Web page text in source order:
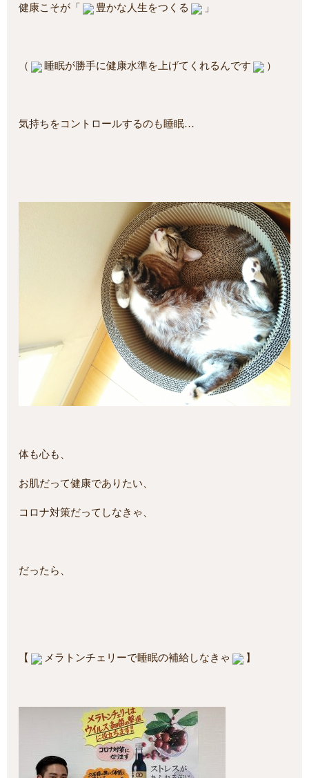
健康こそが「 豊かな人生をつくる 」
（ 睡眠が勝手に健康水準を上げてくれるんです ）
気持ちをコントロールするのも睡眠…
体も心も、
お肌だって健康でありたい、
コロナ対策だってしなきゃ、
だったら、
【 メラトンチェリーで睡眠の補給しなきゃ 】